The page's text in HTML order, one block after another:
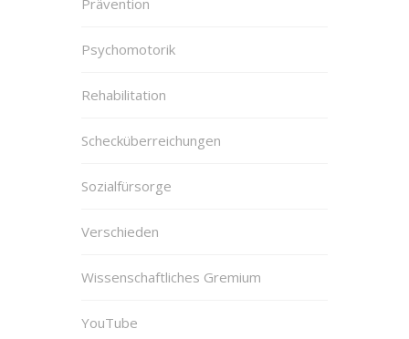
Psychomotorik
Rehabilitation
Schecküberreichungen
Sozialfürsorge
Verschieden
Wissenschaftliches Gremium
YouTube